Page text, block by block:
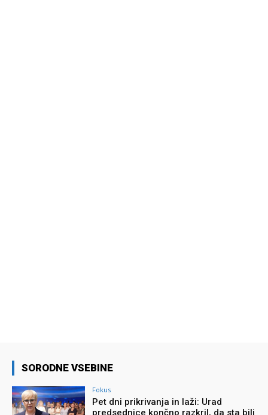
SORODNE VSEBINE
Fokus
Pet dni prikrivanja in laži: Urad
predsednice končno razkril, da sta bili